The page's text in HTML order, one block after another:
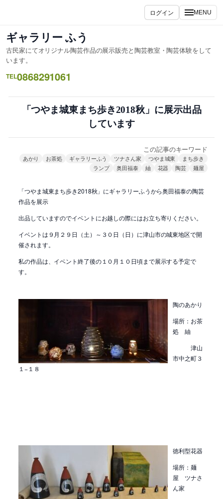
ス
キ
ッ
プ
ログイン MENU
ギャラリー ふう
古民家にてオリジナル陶芸作品の展示販売と陶芸教室・陶芸体験をして
います。
TEL0868291061
「つやま城東まち歩き2018秋」に展示出品
しています
この記事のキーワード
あかり お茶処 ギャラリーふう ツナさん家 つやま城東
まち歩き
ランプ
奥田福泰 紬 花器 陶芸 麺屋
「つやま城東まち歩き2018秋」にギャラリーふうから奥田福泰の陶芸
作品を展示
出品していますのでイベントにお越しの際にはお立ち寄りください。
イベントは９月２９日（土）～３０日（日）に津山市の城東地区で開
催されます。
私の作品は、イベント終了後の１０月１０日頃まで展示する予定で
す。
陶のあかり
場所：お茶
処 紬
津山
市中之町３
１−１８
徳利型花器
場所：麺
屋 ツナさ
ん家